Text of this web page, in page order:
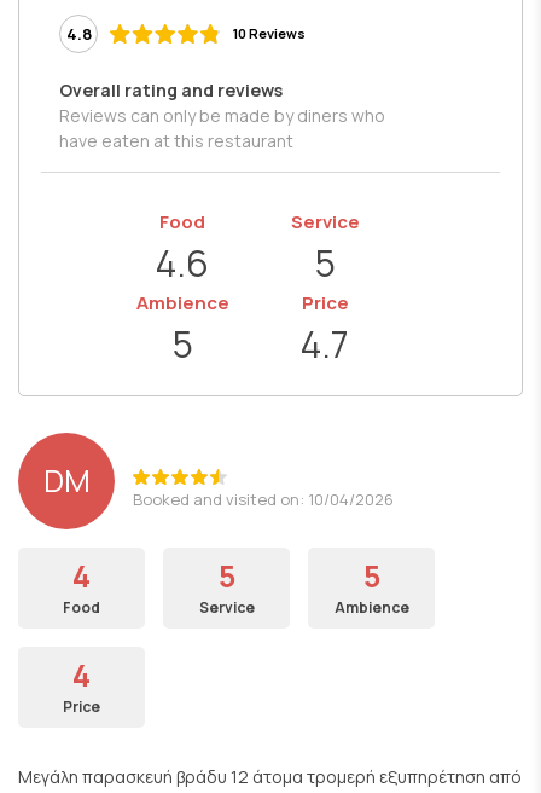
4.8 10 Reviews
Overall rating and reviews
Reviews can only be made by diners who
have eaten at this restaurant
Food
4.6
Service
5
Ambience
5
Price
4.7
DM Booked and visited on: 10/04/2026
4
Food
5
Service
5
Ambience
4
Price
Μεγάλη παρασκευή βράδυ 12 άτομα τρομερή εξυπηρέτηση από